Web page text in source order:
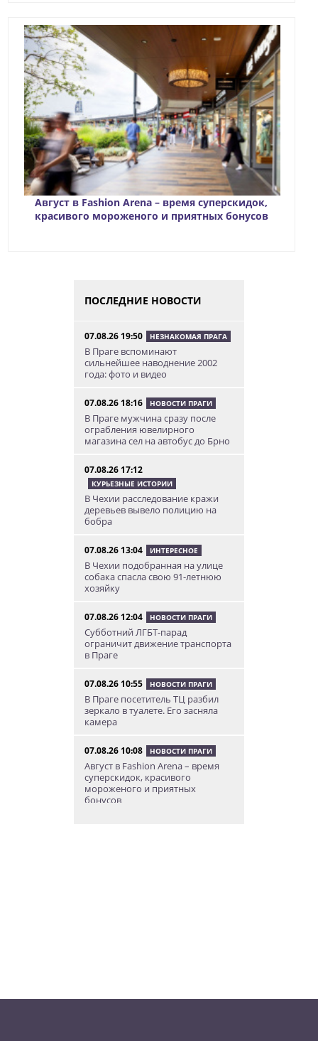
Август в Fashion Arena – время суперскидок,
красивого мороженого и приятных бонусов
ПОСЛЕДНИЕ НОВОСТИ
07.08.26 19:50 НЕЗНАКОМАЯ ПРАГА
В Праге вспоминают
сильнейшее наводнение 2002
года: фото и видео
07.08.26 18:16 НОВОСТИ ПРАГИ
В Праге мужчина сразу после
ограбления ювелирного
магазина сел на автобус до Брно
07.08.26 17:12
КУРЬЕЗНЫЕ ИСТОРИИ
В Чехии расследование кражи
деревьев вывело полицию на
бобра
07.08.26 13:04 ИНТЕРЕСНОЕ
В Чехии подобранная на улице
собака спасла свою 91-летнюю
хозяйку
07.08.26 12:04 НОВОСТИ ПРАГИ
Субботний ЛГБТ-парад
ограничит движение транспорта
в Праге
07.08.26 10:55 НОВОСТИ ПРАГИ
В Праге посетитель ТЦ разбил
зеркало в туалете. Его засняла
камера
07.08.26 10:08 НОВОСТИ ПРАГИ
Август в Fashion Arena – время
суперскидок, красивого
мороженого и приятных
бонусов
Молотова» в дом с ребенком